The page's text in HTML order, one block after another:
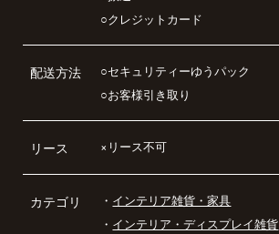
○クレジットカード
配送方法
○セキュリティーゆうパック
○お客様引き取り
リース ×リース不可
カテゴリ ・ インテリア雑貨・家具
・ インテリア・ディスプレイ雑貨